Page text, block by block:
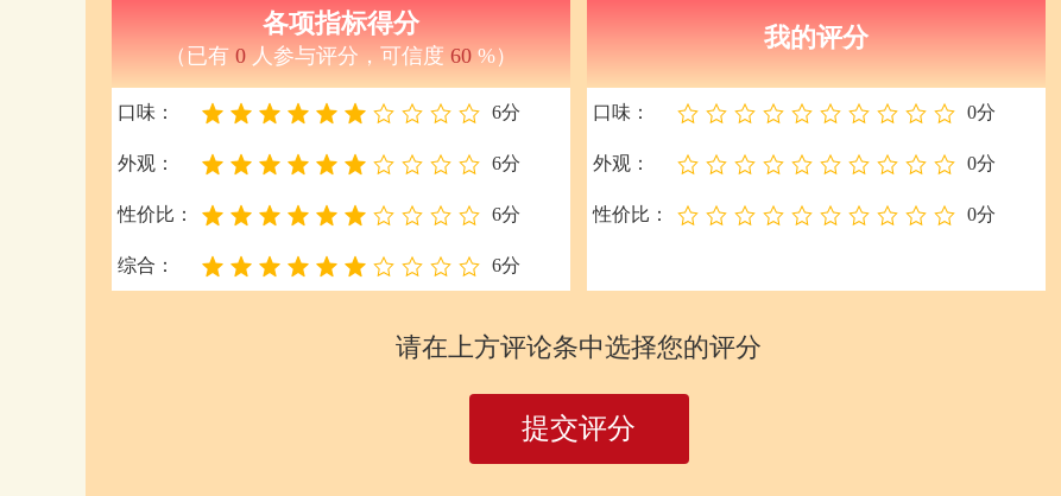
各项指标得分
（已有 0 人参与评分，可信度 60 %）
口味： 6分
外观： 6分
性价比： 6分
综合： 6分
我的评分
口味： 0分
外观： 0分
性价比： 0分
请在上方评论条中选择您的评分
提交评分